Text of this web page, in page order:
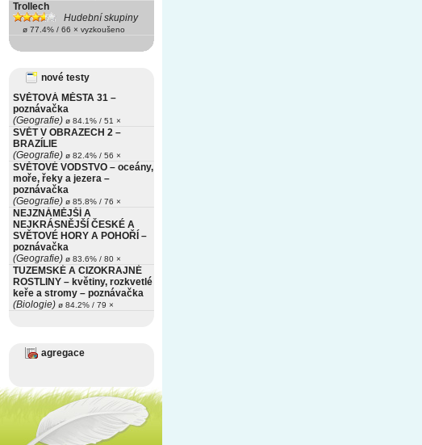
Trollech
Hudební skupiny
ø 77.4% / 66 × vyzkoušeno
nové testy
SVĚTOVÁ MĚSTA 31 –
poznávačka
(Geografie) ø 84.1% / 51 ×
SVĚT V OBRAZECH 2 –
BRAZÍLIE
(Geografie) ø 82.4% / 56 ×
SVĚTOVÉ VODSTVO – oceány,
moře, řeky a jezera –
poznávačka
(Geografie) ø 85.8% / 76 ×
NEJZNÁMĚJŠÍ A
NEJKRÁSNĚJŠÍ ČESKÉ A
SVĚTOVÉ HORY A POHOŘÍ –
poznávačka
(Geografie) ø 83.6% / 80 ×
TUZEMSKÉ A CIZOKRAJNÉ
ROSTLINY – květiny, rozkvetlé
keře a stromy – poznávačka
(Biologie) ø 84.2% / 79 ×
agregace